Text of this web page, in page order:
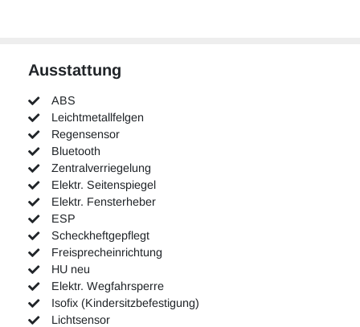
Ausstattung
ABS
Leichtmetallfelgen
Regensensor
Bluetooth
Zentralverriegelung
Elektr. Seitenspiegel
Elektr. Fensterheber
ESP
Scheckheftgepflegt
Freisprecheinrichtung
HU neu
Elektr. Wegfahrsperre
Isofix (Kindersitzbefestigung)
Lichtsensor